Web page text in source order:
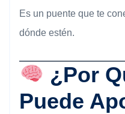
Es un puente que te
dónde estén.
¿Por
Puede